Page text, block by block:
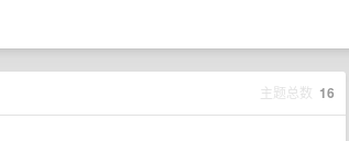
主题总数 16